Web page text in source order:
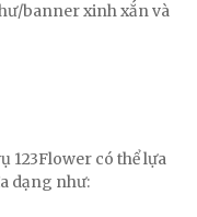
banner xinh xắn và
123Flower có thể lựa
dạng như: